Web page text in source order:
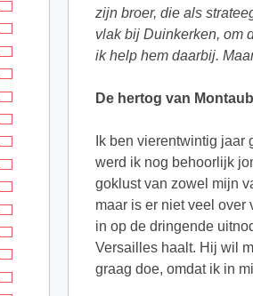
zijn broer, die als
vlak bij Duinkerken, om
ik help hem daarbij.
De hertog van
Ik ben vierentwintig
werd ik nog behoorlijk
goklust van zowel mijn
maar is er niet veel over
in op de dringende
Versailles haalt. Hij wil
graag doe, omdat ik in